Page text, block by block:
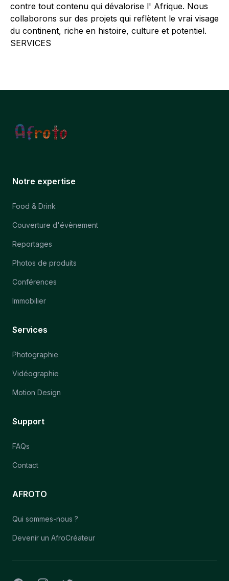
contre tout contenu qui dévalorise l' Afrique. Nous
collaborons sur des projets qui reflètent le vrai visage
du continent, riche en histoire, culture et potentiel.
SERVICES
Notre expertise
Food & Drink
Couverture d'évènement
Reportages
Photos de produits
Conférences
Immobilier
Services
Photographie
Vidéographie
Motion Design
Support
FAQs
Contact
AFROTO
Qui sommes-nous ?
Devenir un AfroCréateur